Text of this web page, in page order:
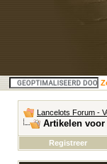
Lancelots Forum -
Artikelen voor
Registreer